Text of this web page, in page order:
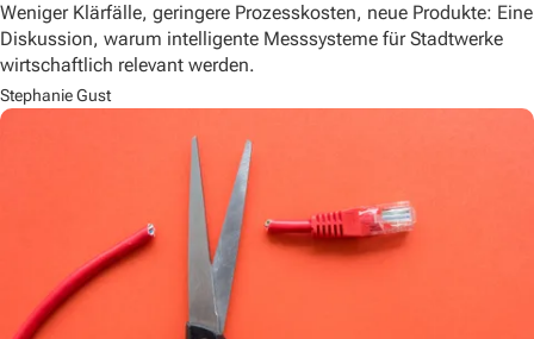
Weniger Klärfälle, geringere Prozesskosten, neue Produkte: Eine
Diskussion, warum intelligente Messsysteme für Stadtwerke
wirtschaftlich relevant werden.
Stephanie Gust